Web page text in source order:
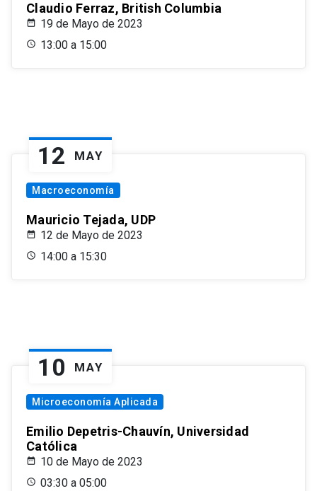
Claudio Ferraz, British Columbia
19 de Mayo de 2023
13:00 a 15:00
12 MAY
Macroeconomía
Mauricio Tejada, UDP
12 de Mayo de 2023
14:00 a 15:30
10 MAY
Microeconomía Aplicada
Emilio Depetris-Chauvín, Universidad
Católica
10 de Mayo de 2023
03:30 a 05:00